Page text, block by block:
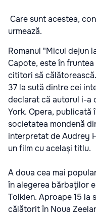
Care sunt acestea,
urmează.
Romanul "Micul dejun
Capote, este în
cititori să
37 la sută dintre cei
declarat că autorul i-a
York. Opera, publicată
societatea mondenă
interpretat de Audrey
un film cu acelaşi titlu.
A doua cea mai
în alegerea bărbaţilor
Tolkien. Aproape 15 la
călătorit în Noua